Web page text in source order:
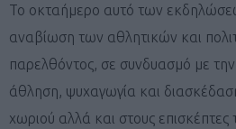
Το οκταήμερο αυτό των
αναβίωση των αθλητικών και
παρελθόντος, σε συνδυασμό με
άθληση, ψυχαγωγία και
χωριού αλλά και στους επισκέπτες